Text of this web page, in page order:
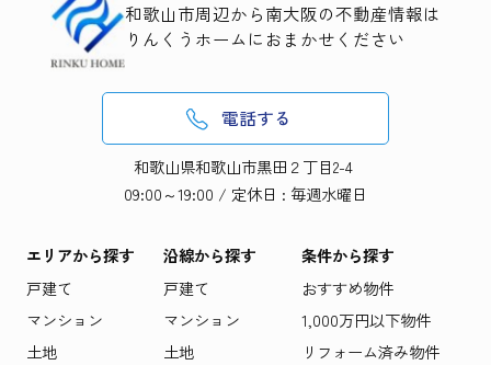
和歌山市周辺から南大阪の不動産情報は
りんくうホームにおまかせください
電話する
和歌山県和歌山市黒田２丁目2-4
09:00～19:00 / 定休日 : 毎週水曜日
エリアから探す
戸建て
マンション
土地
沿線から探す
戸建て
マンション
土地
条件から探す
おすすめ物件
1,000万円以下物件
リフォーム済み物件